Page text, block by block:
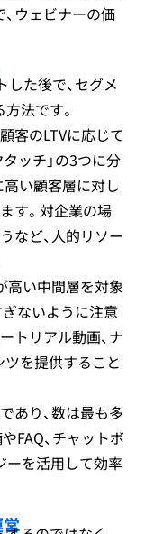
ウェビナーの価
した後で、セグメ
法です。
客のLTVに応じて
タッチ」の3つに分
高い顧客層に対し
す。対企業の場
など、人的リソー
高い中間層を対象
ないように注意
トリアル動画、ナ
を提供すること
あり、数は最も多
FAQ、チャットボ
ーを活用して効率